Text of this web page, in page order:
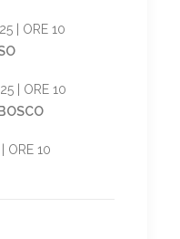
| ORE 10
| ORE 10
ORE 10